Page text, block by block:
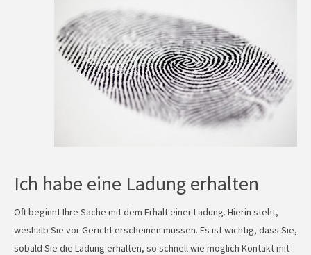
Ich habe eine Ladung erhalten
Oft beginnt Ihre Sache mit dem Erhalt einer Ladung. Hierin steht,
weshalb Sie vor Gericht erscheinen müssen. Es ist wichtig, dass Sie,
sobald Sie die Ladung erhalten, so schnell wie möglich Kontakt mit